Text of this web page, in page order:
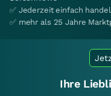
✅ Jederzeit einfach
✅ mehr als 25 Jahre
Ihre